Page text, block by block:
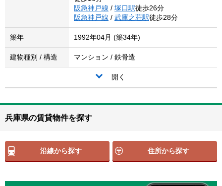
阪急神戸線 / 塚口駅徒歩26分
阪急神戸線 / 武庫之荘駅徒歩28分
築年 1992年04月 (築34年)
建物種別 / 構造 マンション / 鉄骨造
開く
兵庫県の賃貸物件を探す
沿線から探す 住所から探す